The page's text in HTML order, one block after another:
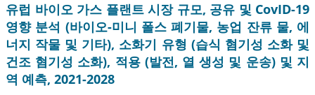
유럽 ​​바이오 가스 플랜트 시장 규모, 공유 및 CovID-19
영향 분석 (바이오-미니 폴스 폐기물, 농업 잔류 물, 에
너지 작물 및 기타), 소화기 유형 (습식 혐기성 소화 및
건조 혐기성 소화), 적용 (발전, 열 생성 및 운송) 및 지
역 예측, 2021-2028